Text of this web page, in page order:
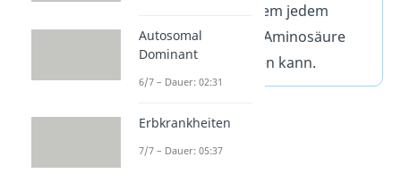
entschlüsseln, indem jedem
Basentriplett eine Aminosäure
zugeordnet werden kann.
Autosomal
Dominant
6/7 – Dauer: 02:31
Erbkrankheiten
7/7 – Dauer: 05:37